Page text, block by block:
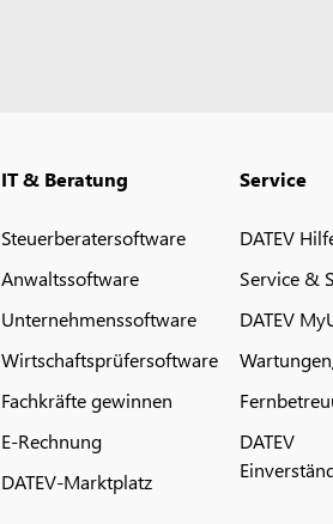
IT & Beratung
Steuerberatersoftware
Anwaltssoftware
Unternehmenssoftware
Wirtschaftsprüfersoftware
Fachkräfte gewinnen
E-Rechnung
DATEV-Marktplatz
Service
DATEV
Service &
DATEV
DATEV